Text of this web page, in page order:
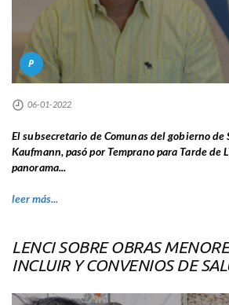
P
06-01-2022
El subsecretario de Comunas del gobierno de
Kaufmann, pasó por Temprano para Tarde de
panorama...
leer más...
LENCI SOBRE OBRAS
INCLUIR Y CONVENIOS DE